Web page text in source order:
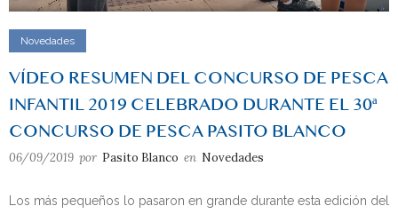
Novedades
VÍDEO RESUMEN DEL CONCURSO DE PESCA
INFANTIL 2019 CELEBRADO DURANTE EL 30ª
CONCURSO DE PESCA PASITO BLANCO
06/09/2019 por Pasito Blanco en Novedades
Los más pequeños lo pasaron en grande durante esta edición del